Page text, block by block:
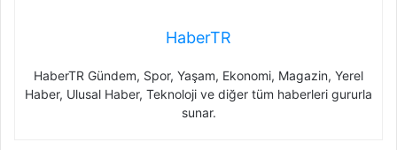
HaberTR
HaberTR Gündem, Spor, Yaşam, Ekonomi, Magazin, Yerel
Haber, Ulusal Haber, Teknoloji ve diğer tüm haberleri gururla
sunar.